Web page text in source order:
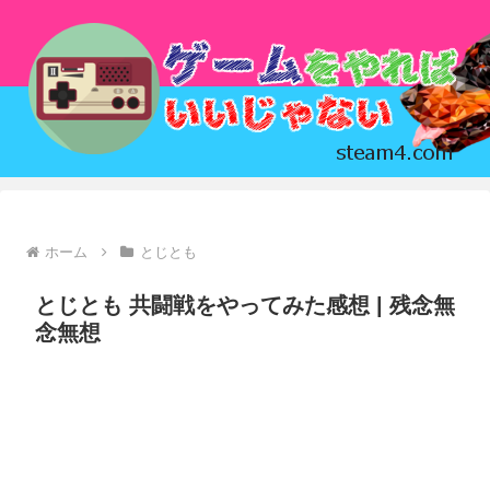
ホーム とじとも
とじとも 共闘戦をやってみた感想 | 残念無
念無想